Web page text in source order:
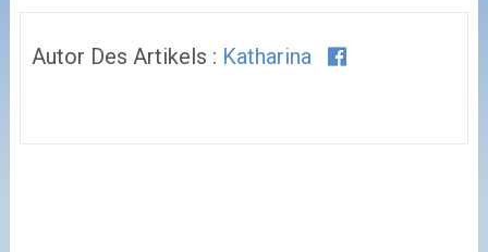
Autor Des Artikels : Katharina